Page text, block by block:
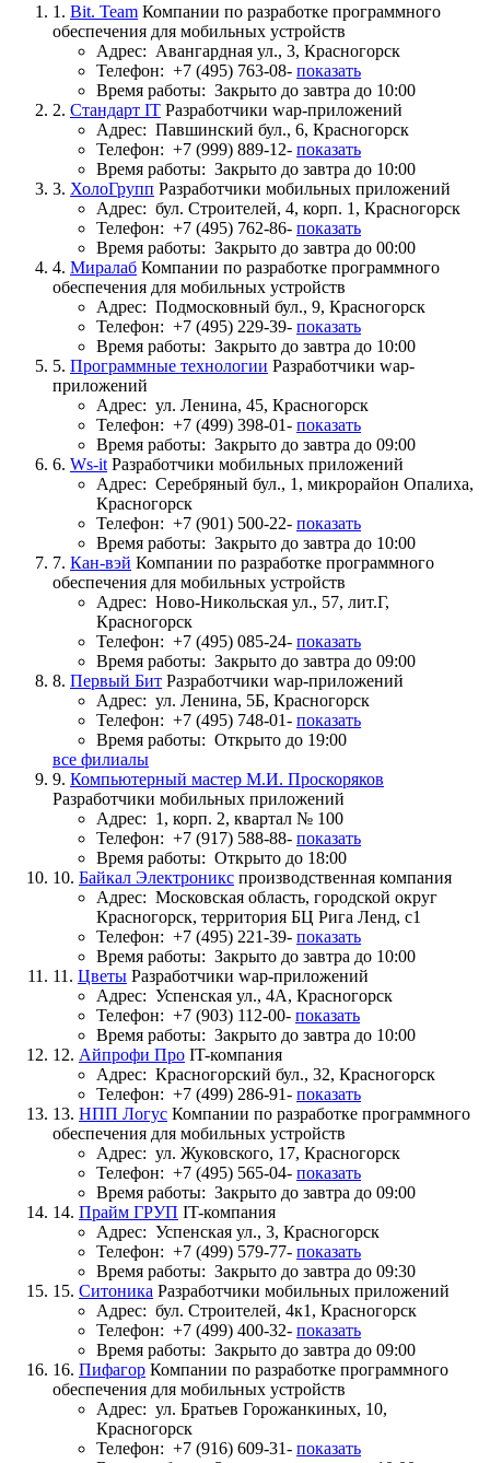
1. Bit. Team Компании по разработке программного
обеспечения для мобильных устройств
Адрес: Авангардная ул., 3, Красногорск
Телефон: +7 (495) 763-08- показать
Время работы: Закрыто до завтра до 10:00
2. Стандарт IT Разработчики wap-приложений
Адрес: Павшинский бул., 6, Красногорск
Телефон: +7 (999) 889-12- показать
Время работы: Закрыто до завтра до 10:00
3. ХолоГрупп Разработчики мобильных приложений
Адрес: бул. Строителей, 4, корп. 1, Красногорск
Телефон: +7 (495) 762-86- показать
Время работы: Закрыто до завтра до 00:00
4. Миралаб Компании по разработке программного
обеспечения для мобильных устройств
Адрес: Подмосковный бул., 9, Красногорск
Телефон: +7 (495) 229-39- показать
Время работы: Закрыто до завтра до 10:00
5. Программные технологии Разработчики wap-
приложений
Адрес: ул. Ленина, 45, Красногорск
Телефон: +7 (499) 398-01- показать
Время работы: Закрыто до завтра до 09:00
6. Ws-it Разработчики мобильных приложений
Адрес: Серебряный бул., 1, микрорайон Опалиха,
Красногорск
Телефон: +7 (901) 500-22- показать
Время работы: Закрыто до завтра до 10:00
7. Кан-вэй Компании по разработке программного
обеспечения для мобильных устройств
Адрес: Ново-Никольская ул., 57, лит.Г,
Красногорск
Телефон: +7 (495) 085-24- показать
Время работы: Закрыто до завтра до 09:00
8. Первый Бит Разработчики wap-приложений
Адрес: ул. Ленина, 5Б, Красногорск
Телефон: +7 (495) 748-01- показать
Время работы: Открыто до 19:00
все филиалы
9. Компьютерный мастер М.И. Проскоряков
Разработчики мобильных приложений
Адрес: 1, корп. 2, квартал № 100
Телефон: +7 (917) 588-88- показать
Время работы: Открыто до 18:00
10. Байкал Электроникс производственная компания
Адрес: Московская область, городской округ
Красногорск, территория БЦ Рига Ленд, с1
Телефон: +7 (495) 221-39- показать
Время работы: Закрыто до завтра до 10:00
11. Цветы Разработчики wap-приложений
Адрес: Успенская ул., 4А, Красногорск
Телефон: +7 (903) 112-00- показать
Время работы: Закрыто до завтра до 10:00
12. Айпрофи Про IT-компания
Адрес: Красногорский бул., 32, Красногорск
Телефон: +7 (499) 286-91- показать
13. НПП Логус Компании по разработке программного
обеспечения для мобильных устройств
Адрес: ул. Жуковского, 17, Красногорск
Телефон: +7 (495) 565-04- показать
Время работы: Закрыто до завтра до 09:00
14. Прайм ГРУП IT-компания
Адрес: Успенская ул., 3, Красногорск
Телефон: +7 (499) 579-77- показать
Время работы: Закрыто до завтра до 09:30
15. Ситоника Разработчики мобильных приложений
Адрес: бул. Строителей, 4к1, Красногорск
Телефон: +7 (499) 400-32- показать
Время работы: Закрыто до завтра до 09:00
16. Пифагор Компании по разработке программного
обеспечения для мобильных устройств
Адрес: ул. Братьев Горожанкиных, 10,
Красногорск
Телефон: +7 (916) 609-31- показать